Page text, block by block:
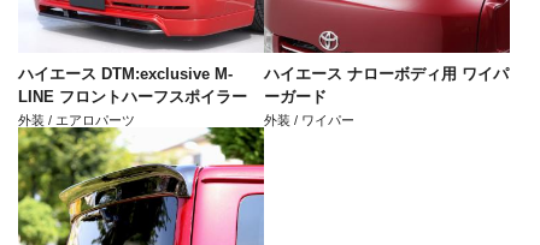
ハイエース DTM:exclusive M-
LINE フロントハーフスポイラー
外装 / エアロパーツ
ハイエース ナローボディ用 ワイパ
ーガード
外装 / ワイパー